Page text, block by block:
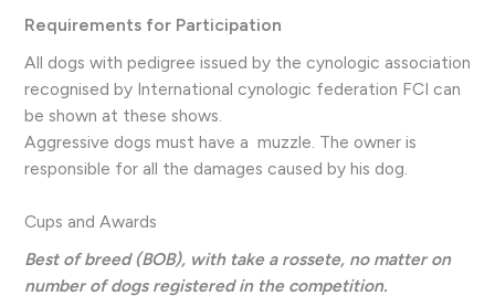
Requirements for Participation
All dogs with pedigree issued by the cynologic association
recognised by International cynologic federation FCI can
be shown at these shows.
Aggressive dogs must have a muzzle. The owner is
responsible for all the damages caused by his dog.
Cups and Awards
Best of breed (BOB), with take a rossete, no matter on
number of dogs registered in the competition.